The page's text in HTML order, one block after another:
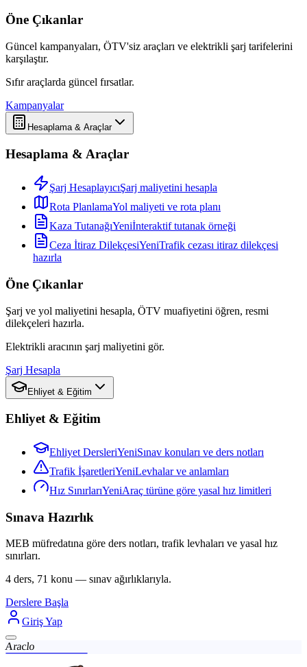
Öne Çıkanlar
Güncel kampanyaları, ÖTV'siz araçları ve elektrikli şarj tarifelerini
karşılaştır.
Sıfır araçlarda güncel fırsatlar.
Kampanyalar
Hesaplama & Araçlar
Hesaplama & Araçlar
Şarj HesaplayıcıŞarj maliyetini hesapla
Rota PlanlamaYol maliyeti ve rota planı
Kaza TutanağıYeniİnteraktif tutanak örneği
Ceza İtiraz DilekçesiYeniTrafik cezası itiraz dilekçesi
hazırla
Öne Çıkanlar
Şarj ve yol maliyetini hesapla, ÖTV muafiyetini öğren, resmi
dilekçeleri hazırla.
Elektrikli aracının şarj maliyetini gör.
Şarj Hesapla
Ehliyet & Eğitim
Ehliyet & Eğitim
Ehliyet DersleriYeniSınav konuları ve ders notları
Trafik İşaretleriYeniLevhalar ve anlamları
Hız SınırlarıYeniAraç türüne göre yasal hız limitleri
Sınava Hazırlık
MEB müfredatına göre ders notları, trafik levhaları ve yasal hız
sınırları.
4 ders, 71 konu — sınav ağırlıklarıyla.
Derslere Başla
Giriş Yap
Araclo